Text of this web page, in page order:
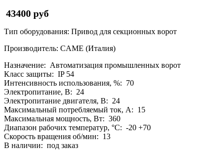
43400 руб
Тип оборудования: Привод для секционных ворот
Производитель: CAME (Италия)
Назначение: Автоматизация промышленных ворот
Класс защиты: IP 54
Интенсивность использования, %: 70
Электропитание, В: 24
Электропитание двигателя, В: 24
Максимальный потребляемый ток, А: 15
Максимальная мощность, Вт: 360
Диапазон рабочих температур, °С: -20 +70
Скорость вращения об/мин: 13
В наличии: под заказ